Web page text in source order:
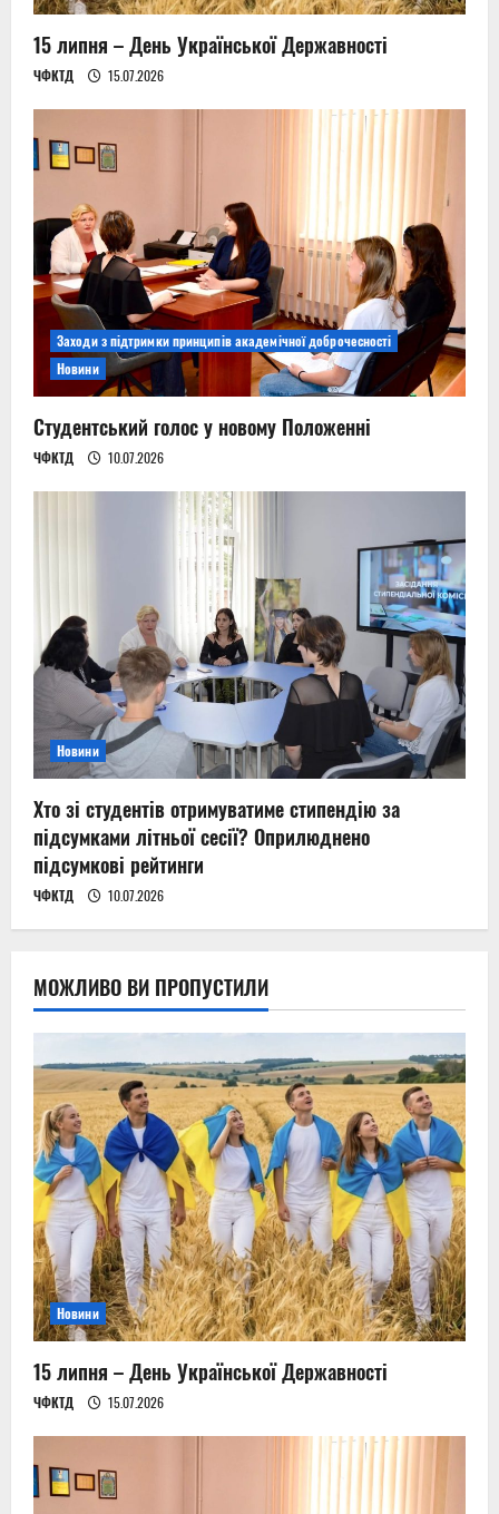
15 липня – День Української Державності
ЧФКТД 15.07.2026
Заходи з підтримки принципів академічної доброчесності
Новини
Студентський голос у новому Положенні
ЧФКТД 10.07.2026
Новини
Хто зі студентів отримуватиме стипендію за
підсумками літньої сесії? Оприлюднено
підсумкові рейтинги
ЧФКТД 10.07.2026
МОЖЛИВО ВИ ПРОПУСТИЛИ
Новини
15 липня – День Української Державності
ЧФКТД 15.07.2026